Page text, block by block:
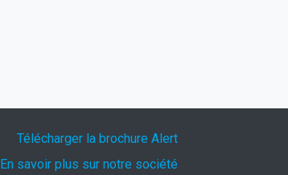
Télécharger la brochure Alert
En savoir plus sur notre société